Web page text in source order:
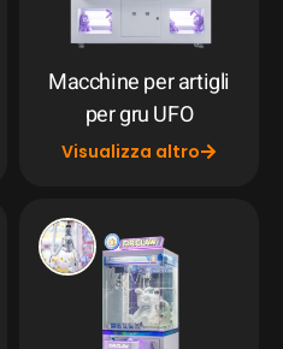
Macchine per artigli
per gru UFO
Visualizza altro